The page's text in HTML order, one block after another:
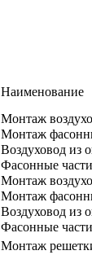
Наименование
Монтаж
Монтаж
Воздуховод из
Фасонные
Монтаж
Монтаж
Воздуховод из
Фасонные
Монтаж